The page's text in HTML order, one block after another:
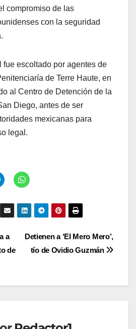
compromiso de las
con la seguridad
fue escoltado por agentes de
de Terre Haute, en
al Centro de Detención de la
Diego, antes de ser
mexicanas para
legal.
Detienen a ‘El Mero Mero’,
tío de Ovidio Guzmán
a
de